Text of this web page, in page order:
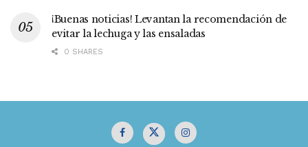
¡Buenas noticias! Levantan la recomendación de
evitar la lechuga y las ensaladas
0 SHARES